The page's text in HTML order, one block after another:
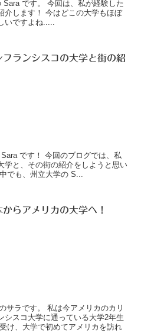
です。 今回は、私が経験した
介します！ 今はどこの大学もほぼ
いですよね.....
フランシスコの大学と街の紹
です！ 今回のブログでは、私
学と、その街の紹介をしようと思い
でも、州立大学の S...
からアメリカの大学へ！
サラです。 私は今アメリカのカリ
シスコ大学に通っている大学2年生
け、大学で初めてアメリカを訪れ